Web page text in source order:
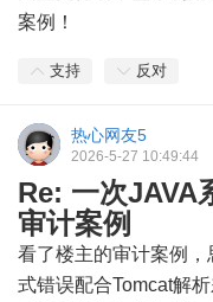
案例！
支持 反对
热心网友5
2026-5-27 10:49:44
Re: 一次JAVA
审计案例
看了楼主的审计案例
式错误配合Tomcat解